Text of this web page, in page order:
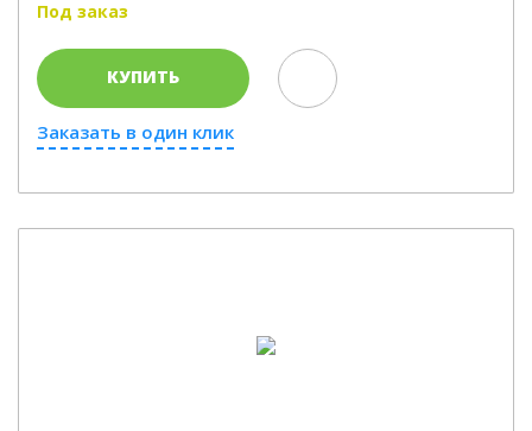
Под заказ
КУПИТЬ
Заказать в один клик